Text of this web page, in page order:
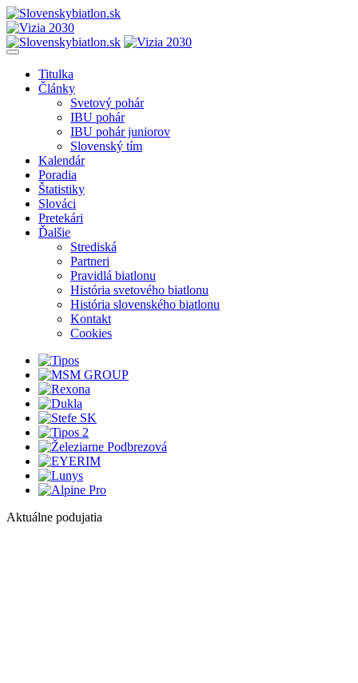
Titulka
Články
Svetový pohár
IBU pohár
IBU pohár juniorov
Slovenský tím
Kalendár
Poradia
Štatistiky
Slováci
Pretekári
Ďalšie
Strediská
Partneri
Pravidlá biatlonu
História svetového biatlonu
História slovenského biatlonu
Kontakt
Cookies
Aktuálne podujatia